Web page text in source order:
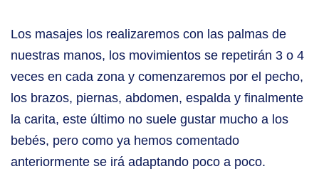
Los masajes los realizaremos con las palmas de
nuestras manos, los movimientos se repetirán 3 o 4
veces en cada zona y comenzaremos por el pecho,
los brazos, piernas, abdomen, espalda y finalmente
la carita, este último no suele gustar mucho a los
bebés, pero como ya hemos comentado
anteriormente se irá adaptando poco a poco.